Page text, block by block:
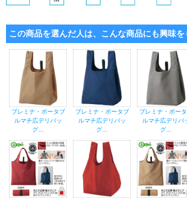
この商品を選んだ人は、こんな商品にも興味を
プレミナ・ポータブ
ルマチ広デリバッ
グ...
プレミナ・ポータブ
ルマチ広デリバッ
グ...
プレミナ・ポー
ルマチ広デリバ
グ...